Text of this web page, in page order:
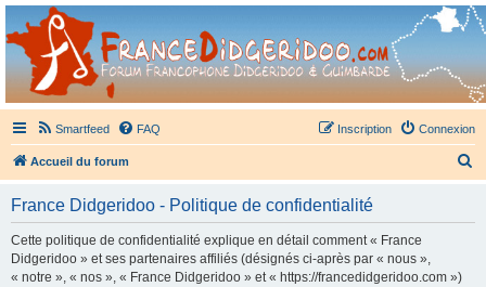
France Didgeridoo
Didgeridoo et Guimbarde sur France Didgeridoo - retrouvez la communauté.
Smartfeed FAQ Connexion
Inscription
Accueil du forum
France Didgeridoo - Politique de confidentialité
Cette politique de confidentialité explique en détail comment « France
Didgeridoo » et ses partenaires affiliés (désignés ci-après par « nous »,
« notre », « nos », « France Didgeridoo » et « https://francedidgeridoo.com »)